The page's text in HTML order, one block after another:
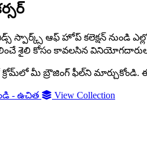
ఆఫ్ హోప్ కలెక్షన్ నుండి
శైలి కోసం కావలసిన
క్రోమ్‌లో మీ బ్రౌజింగ్ ఫీల్‌ని
- ఉచిత View Collection